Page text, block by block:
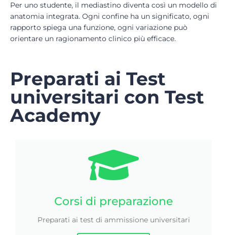
Per uno studente, il mediastino diventa così un modello di
anatomia integrata. Ogni confine ha un significato, ogni
rapporto spiega una funzione, ogni variazione può
orientare un ragionamento clinico più efficace.
Preparati ai Test
universitari con Test
Academy
Corsi di preparazione
Preparati ai test di ammissione universitari